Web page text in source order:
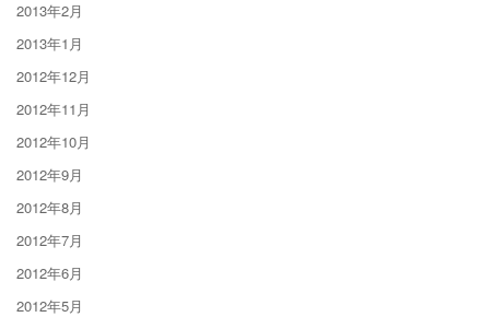
2013年2月
2013年1月
2012年12月
2012年11月
2012年10月
2012年9月
2012年8月
2012年7月
2012年6月
2012年5月